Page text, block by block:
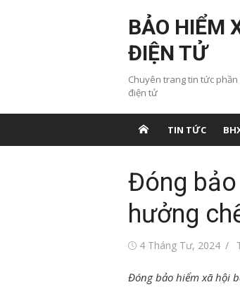
BẢO HIỂM
ĐIỆN TỬ
Chuyên trang tin tức
điện tử
TIN TỨC
Đóng
hưởng
Đăng4 Tháng Tư, 2024
Đóng bảo hiểm xã hội